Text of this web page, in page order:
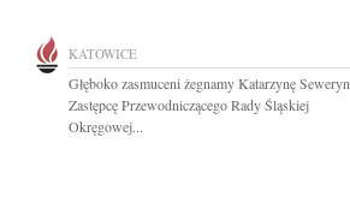
KATOWICE
Głęboko zasmuceni żegnamy Katarzynę Seweryn
Zastępcę Przewodniczącego Rady Śląskiej
Okręgowej...